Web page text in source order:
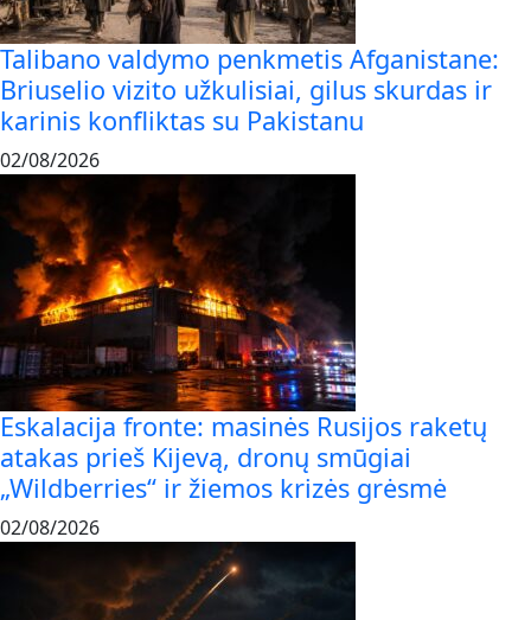
Talibano valdymo penkmetis Afganistane:
Briuselio vizito užkulisiai, gilus skurdas ir
karinis konfliktas su Pakistanu
02/08/2026
Eskalacija fronte: masinės Rusijos raketų
atakas prieš Kijevą, dronų smūgiai
„Wildberries“ ir žiemos krizės grėsmė
02/08/2026